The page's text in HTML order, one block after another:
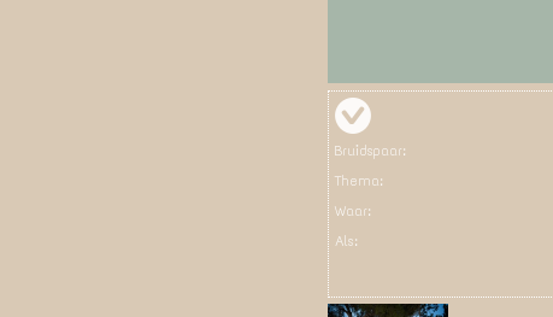
Bruidspaar:
Thema:
Waar:
Als: